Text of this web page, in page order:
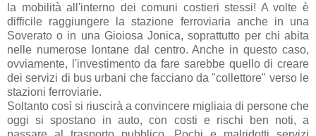
la mobilità all'interno dei comuni costieri stessi! A volte è
difficile raggiungere la stazione ferroviaria anche in una
Soverato o in una Gioiosa Jonica, soprattutto per chi abita
nelle numerose lontane dal centro. Anche in questo caso,
ovviamente, l'investimento da fare sarebbe quello di creare
dei servizi di bus urbani che facciano da "collettore" verso le
stazioni ferroviarie.
Soltanto così si riuscirà a convincere migliaia di persone che
oggi si spostano in auto, con costi e rischi ben noti, a